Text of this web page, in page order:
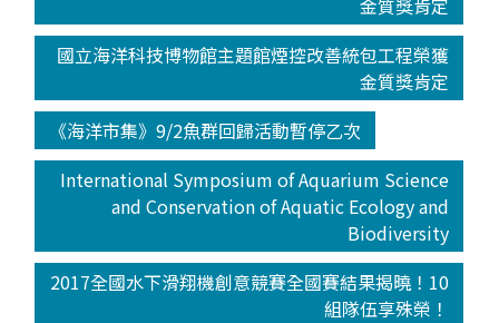
金質獎肯定
國立海洋科技博物館主題館煙控改善統包工程榮獲
金質獎肯定
《海洋市集》9/2魚群回歸活動暫停乙次
International Symposium of Aquarium Science
and Conservation of Aquatic Ecology and
Biodiversity
2017全國水下滑翔機創意競賽全國賽結果揭曉！10
組隊伍享殊榮！